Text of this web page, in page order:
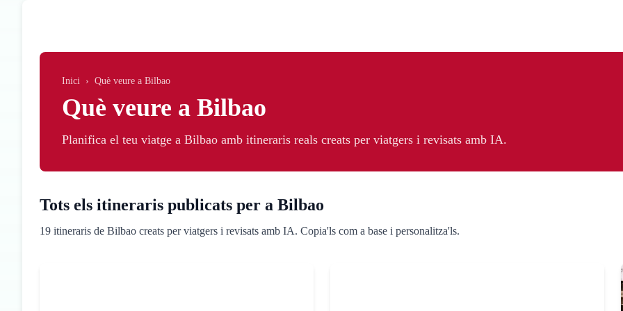
Inici › Què veure a Bilbao
Què veure a Bilbao
Planifica el teu viatge a Bilbao amb itineraris reals creats per viatgers i revisats amb IA.
Tots els itineraris publicats per a Bilbao
19 itineraris de Bilbao creats per viatgers i revisats amb IA. Copia'ls com a base i personalitza'ls.